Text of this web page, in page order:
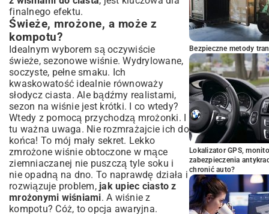
finalnego efektu.
Świeże, mrożone, a może z
kompotu?
Idealnym wyborem są oczywiście
świeże, sezonowe wiśnie. Wydrylowane,
soczyste, pełne smaku. Ich
kwaskowatość idealnie równoważy
słodycz ciasta. Ale bądźmy realistami,
sezon na wiśnie jest krótki. I co wtedy?
Wtedy z pomocą przychodzą mrożonki. I
tu ważna uwaga. Nie rozmrażajcie ich do
końca! To mój mały sekret. Lekko
zmrożone wiśnie obtoczone w mące
ziemniaczanej nie puszczą tyle soku i
nie opadną na dno. To naprawdę działa i
rozwiązuje problem, jak upiec ciasto z
mrożonymi wiśniami. A wiśnie z
kompotu? Cóż, to opcja awaryjna.
Bezpieczne metody
Lokalizator GPS,
zabezpieczenia
chronić auto?